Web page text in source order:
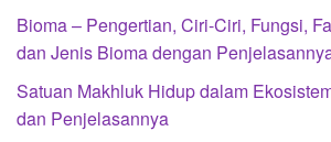
Bioma – Pengertian, Ciri-Ciri, Fungsi,
dan Jenis Bioma dengan
Satuan Makhluk Hidup dalam
dan Penjelasannya